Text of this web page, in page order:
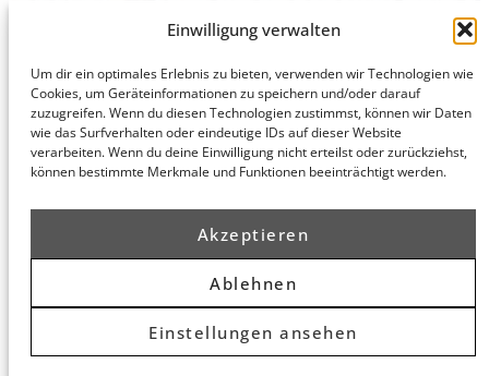
Einwilligung verwalten
Um dir ein optimales Erlebnis zu bieten, verwenden wir Technologien wie
Cookies, um Geräteinformationen zu speichern und/oder darauf
zuzugreifen. Wenn du diesen Technologien zustimmst, können wir Daten
wie das Surfverhalten oder eindeutige IDs auf dieser Website
verarbeiten. Wenn du deine Einwilligung nicht erteilst oder zurückziehst,
können bestimmte Merkmale und Funktionen beeinträchtigt werden.
Akzeptieren
Ablehnen
Einstellungen ansehen
Hamburg
honert
hamburg
PartG mbB
8
Hamburg
München
honert
münchen
PartG mbB
14 (Fünf Höfe)
München
Routenplaner
Datenschutz
Impressum
© 2026 honert. Alle Rechte vorbehalten.